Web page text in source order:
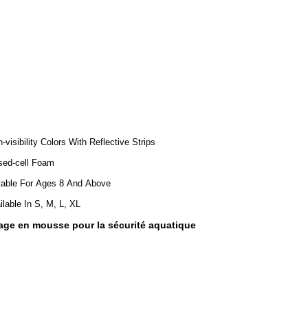
visibility Colors With Reflective Strips
cell Foam
For Ages 8 And Above
In S, M, L, XL
en mousse pour la sécurité aquatique